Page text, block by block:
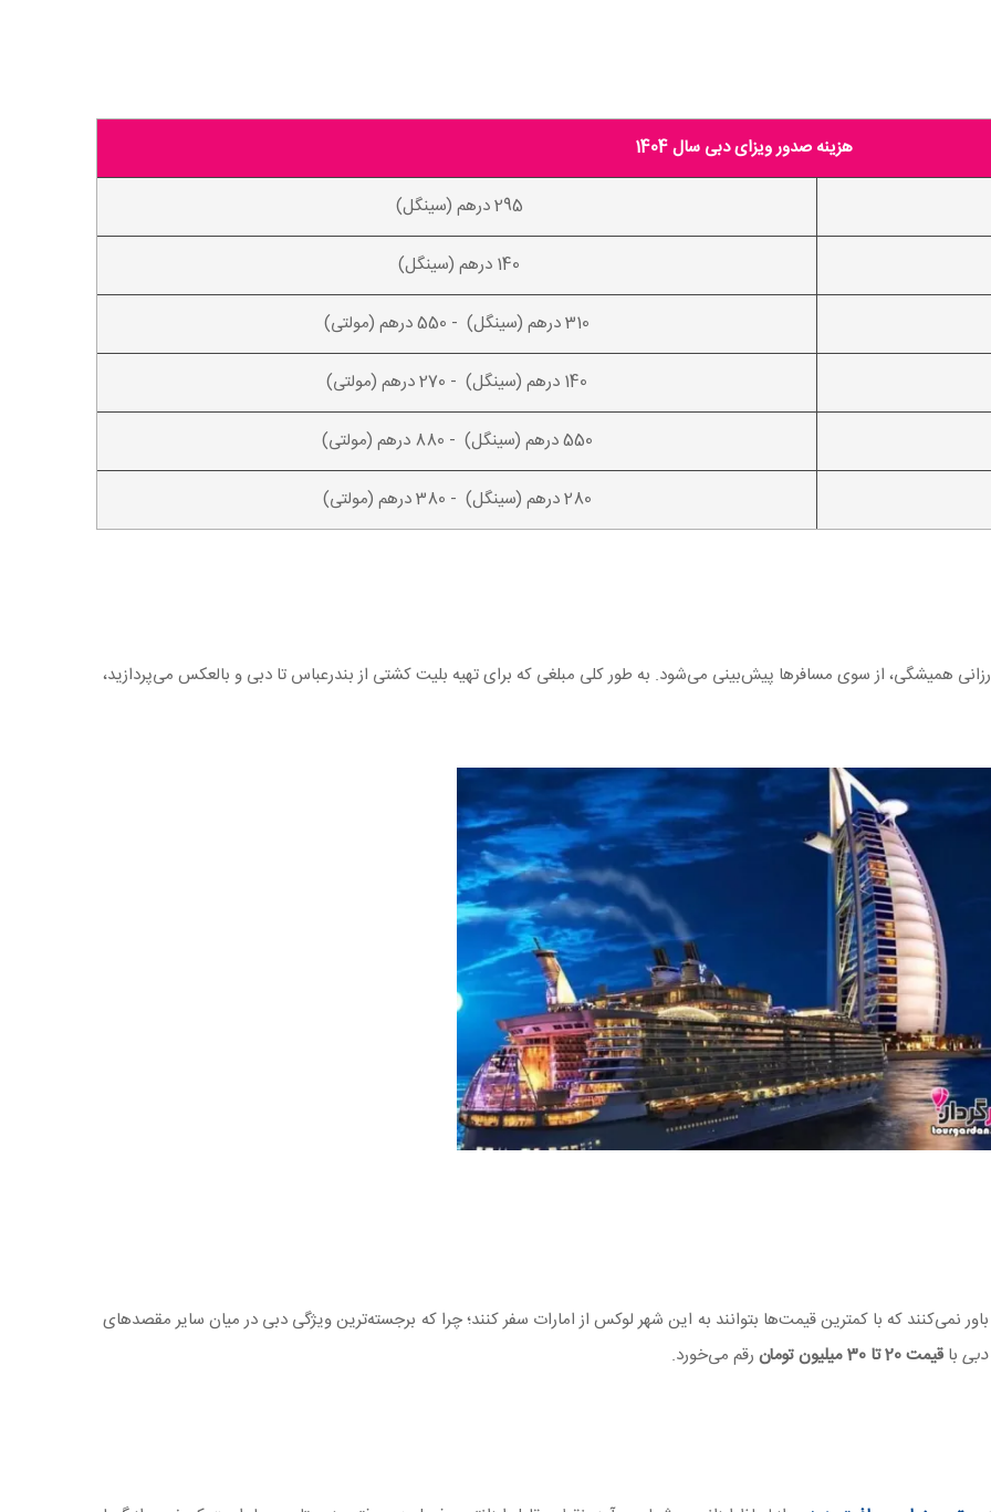
هزینه صدور ویزای دبی سال 1404
295 درهم (سینگل)
140 درهم (سینگل)
310 درهم (سینگل) - 550 درهم (مولتی)
140 درهم (سینگل) - 270 درهم (مولتی)
550 درهم (سینگل) - 880 درهم (مولتی)
280 درهم (سینگل) - 380 درهم (مولتی)
همیشگی، از سوی مسافرها پیش‌بینی می‌شود. به طور کلی مبلغی که برای تهیه بلیت کشتی از بندرعباس تا دبی و بالعکس می‌پردازید،
نمی‌کنند که با کمترین قیمت‌ها بتوانند به این شهر لوکس از امارات سفر کنند؛ چرا که برجسته‌ترین ویژگی دبی در میان سایر مقصدهای
دبیبا قیمت 20 تا 30 میلیون تومان رقم می‌خورد.